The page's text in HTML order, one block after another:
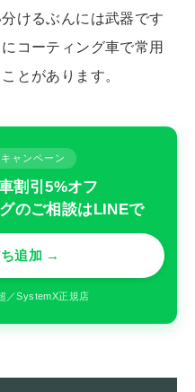
けるぶんには武器です
コーティング車で常用
とがあります。
ャンペーン
割引5%オフ
のご相談はLINEで
追加 →
／SystemX正規店